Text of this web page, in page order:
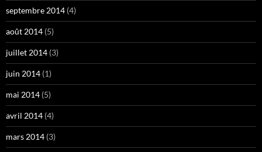
septembre 2014 (4)
août 2014 (5)
juillet 2014 (3)
juin 2014 (1)
mai 2014 (5)
avril 2014 (4)
mars 2014 (3)